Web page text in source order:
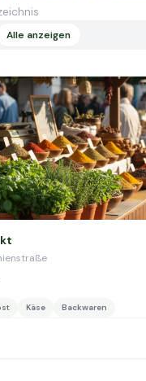
Alle anzeigen
Käse Backwaren